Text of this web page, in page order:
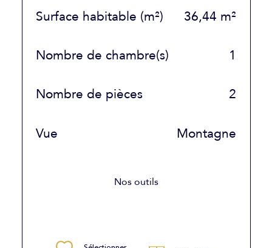
Surface habitable (m²) 36,44 m²
Nombre de chambre(s) 1
Nombre de pièces 2
Vue Montagne
Nos outils